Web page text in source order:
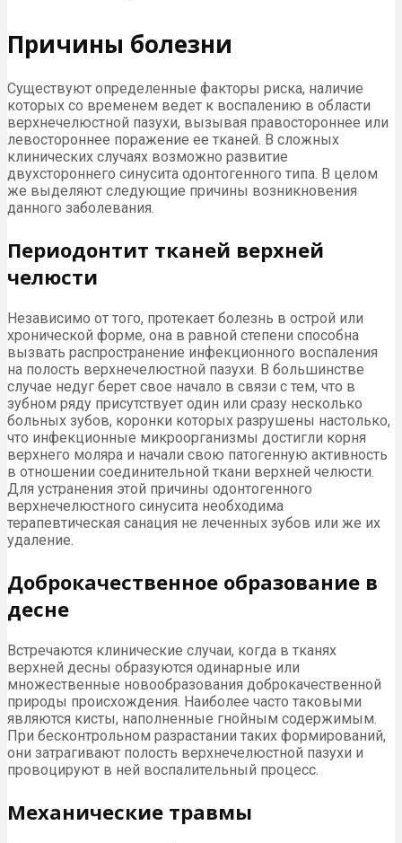
Причины болезни
Существуют определенные факторы риска, наличие
которых со временем ведет к воспалению в области
верхнечелюстной пазухи, вызывая правостороннее или
левостороннее поражение ее тканей. В сложных
клинических случаях возможно развитие
двухстороннего синусита одонтогенного типа. В целом
же выделяют следующие причины возникновения
данного заболевания.
Периодонтит тканей верхней
челюсти
Независимо от того, протекает болезнь в острой или
хронической форме, она в равной степени способна
вызвать распространение инфекционного воспаления
на полость верхнечелюстной пазухи. В большинстве
случае недуг берет свое начало в связи с тем, что в
зубном ряду присутствует один или сразу несколько
больных зубов, коронки которых разрушены настолько,
что инфекционные микроорганизмы достигли корня
верхнего моляра и начали свою патогенную активность
в отношении соединительной ткани верхней челюсти.
Для устранения этой причины одонтогенного
верхнечелюстного синусита необходима
терапевтическая санация не леченных зубов или же их
удаление.
Доброкачественное образование в
десне
Встречаются клинические случаи, когда в тканях
верхней десны образуются одинарные или
множественные новообразования доброкачественной
природы происхождения. Наиболее часто таковыми
являются кисты, наполненные гнойным содержимым.
При бесконтрольном разрастании таких формирований,
они затрагивают полость верхнечелюстной пазухи и
провоцируют в ней воспалительный процесс.
Механические травмы